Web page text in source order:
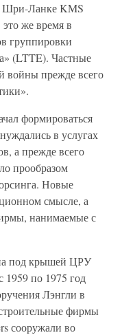
Шри-Ланке KMS
же время в
группировки
(LTTE). Частные
войны прежде всего
формироваться
в услугах
а прежде всего
прообразом
Новые
смысле, а
нанимаемые с
под крышей ЦРУ
1959 по 1975 год
Лэнгли в
фирмы
сооружали во